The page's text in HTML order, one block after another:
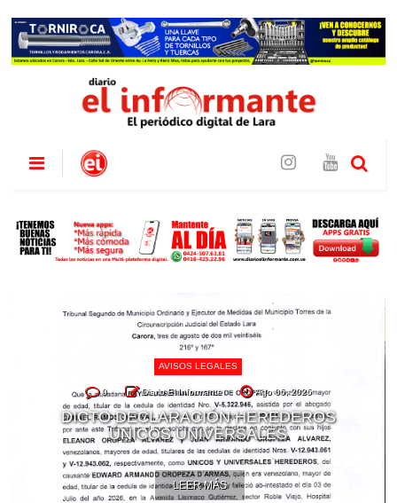
AVISOS LEGALES
0 Diario El Informante Ago 06, 2026
DICTO DECLARACIÓN HEREDEROS
ÚNICOS UNIVERSALES
LEER MÁS